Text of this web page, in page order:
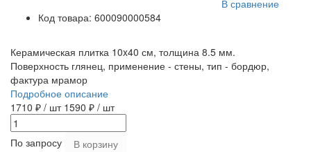
В сравнение
Код товара: 600090000584
Керамическая плитка 10x40 см, толщина 8.5 мм.
Поверхность глянец, применение - стены, тип - бордюр,
фактура мрамор
Подробное описание
1710 ₽ / шт 1590 ₽ / шт
По запросу
В корзину